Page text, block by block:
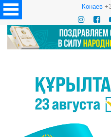
Конаев